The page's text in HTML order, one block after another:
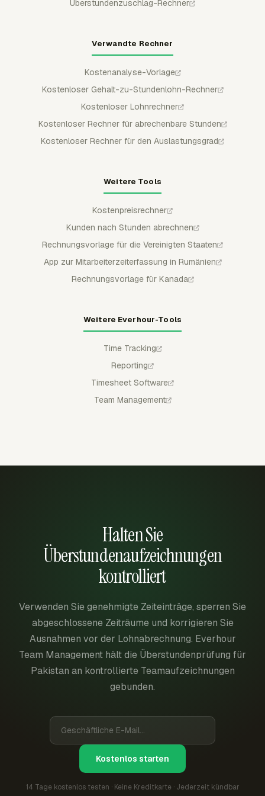
Überstundenzuschlag-Rechner
Verwandte Rechner
Kostenanalyse-Vorlage
Kostenloser Gehalt-zu-Stundenlohn-Rechner
Kostenloser Lohnrechner
Kostenloser Rechner für abrechenbare Stunden
Kostenloser Rechner für den Auslastungsgrad
Weitere Tools
Kostenpreisrechner
Kunden nach Stunden abrechnen
Rechnungsvorlage für die Vereinigten Staaten
App zur Mitarbeiterzeiterfassung in Rumänien
Rechnungsvorlage für Kanada
Weitere Everhour-Tools
Time Tracking
Reporting
Timesheet Software
Team Management
Halten Sie
Überstundenaufzeichnungen
kontrolliert
Verwenden Sie genehmigte Zeiteinträge, sperren Sie
abgeschlossene Zeiträume und korrigieren Sie
Ausnahmen vor der Lohnabrechnung. Everhour
Team Management hält die Überstundenprüfung für
Pakistan an kontrollierte Teamaufzeichnungen
gebunden.
Kostenlos starten
14 Tage kostenlos testen · Keine Kreditkarte · Jederzeit kündbar